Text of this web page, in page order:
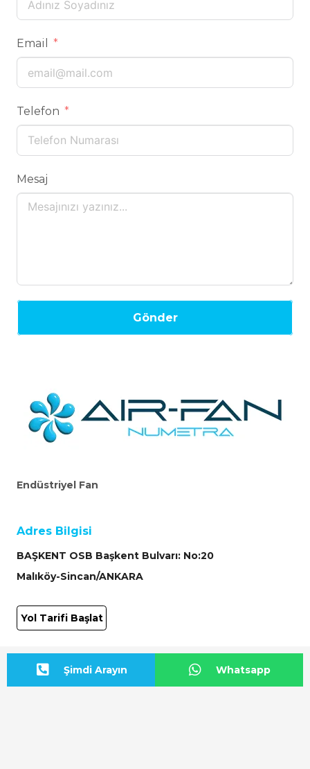
Email
Telefon
Mesaj
Gönder
Endüstriyel Fan
Adres Bilgisi
BAŞKENT OSB Başkent Bulvarı: No:20
Malıköy-Sincan/ANKARA
Yol Tarifi Başlat
Bize UlaşınŞimdi Arayın Whatsapp